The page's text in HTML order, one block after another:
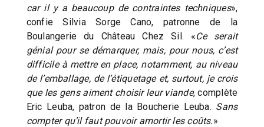
car il y a beaucoup de contraintes techniques»,
confie Silvia Sorge Cano, patronne de la
Boulangerie du Château Chez Sil. «Ce serait
génial pour se démarquer, mais, pour nous, c’est
difficile à mettre en place, notamment, au niveau
de l’emballage, de l’étiquetage et, surtout, je crois
que les gens aiment choisir leur viande, complète
Eric Leuba, patron de la Boucherie Leuba. Sans
compter qu’il faut pouvoir amortir les coûts.»